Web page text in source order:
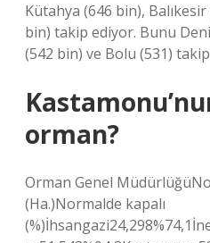
Kütahya (646 bin),
bin) takip ediyor. Bunu
(542 bin) ve Bolu (531)
orman?
Orman Genel
(Ha.)Normalde kapalı